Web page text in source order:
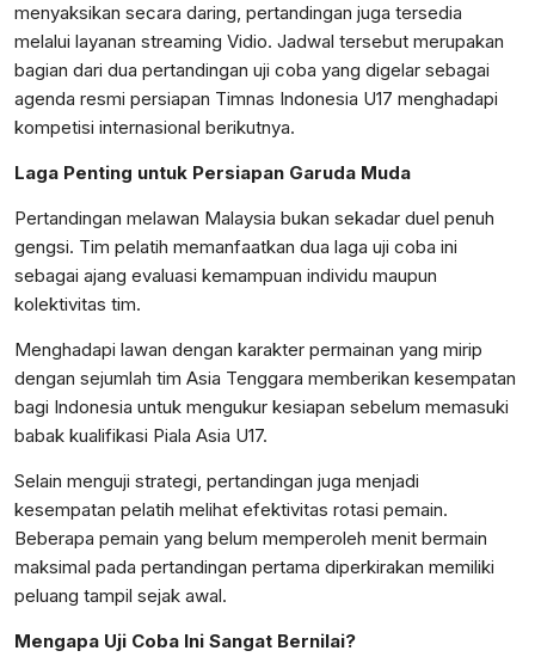
menyaksikan secara daring, pertandingan juga tersedia
melalui layanan streaming Vidio. Jadwal tersebut merupakan
bagian dari dua pertandingan uji coba yang digelar sebagai
agenda resmi persiapan Timnas Indonesia U17 menghadapi
kompetisi internasional berikutnya.
Laga Penting untuk Persiapan Garuda Muda
Pertandingan melawan Malaysia bukan sekadar duel penuh
gengsi. Tim pelatih memanfaatkan dua laga uji coba ini
sebagai ajang evaluasi kemampuan individu maupun
kolektivitas tim.
Menghadapi lawan dengan karakter permainan yang mirip
dengan sejumlah tim Asia Tenggara memberikan kesempatan
bagi Indonesia untuk mengukur kesiapan sebelum memasuki
babak kualifikasi Piala Asia U17.
Selain menguji strategi, pertandingan juga menjadi
kesempatan pelatih melihat efektivitas rotasi pemain.
Beberapa pemain yang belum memperoleh menit bermain
maksimal pada pertandingan pertama diperkirakan memiliki
peluang tampil sejak awal.
Mengapa Uji Coba Ini Sangat Bernilai?